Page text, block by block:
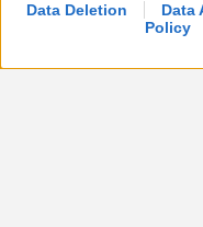
Data Deletion Data
Policy
Abusi ripetuti sulla
della convivente.
a processo